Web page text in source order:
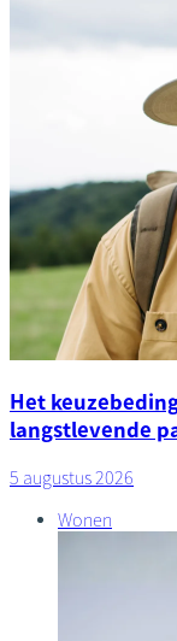
Het
langstlevende
5 augustus 2026
Wonen